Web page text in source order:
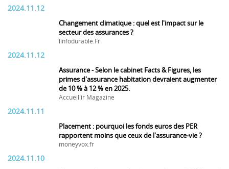
2024.11.12
Changement climatique : quel est l'impact sur le
secteur des assurances ?
linfodurable.Fr
2024.11.12
Assurance - Selon le cabinet Facts & Figures, les
primes d'assurance habitation devraient augmenter
de 10 % à 12 % en 2025.
Accueillir Magazine
2024.11.11
Placement : pourquoi les fonds euros des PER
rapportent moins que ceux de l'assurance-vie ?
moneyvox.fr
2024.11.10